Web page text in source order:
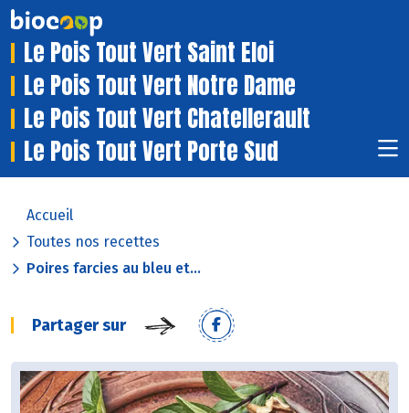
Le Pois Tout Vert Saint Eloi
Le Pois Tout Vert Notre Dame
Le Pois Tout Vert Chatellerault
Le Pois Tout Vert Porte Sud
Accueil
Toutes nos recettes
Poires farcies au bleu et...
Partager sur